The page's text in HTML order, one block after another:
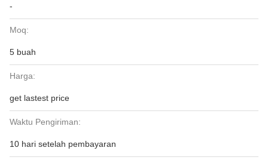
-
Moq:
5 buah
Harga:
get lastest price
Waktu Pengiriman:
10 hari setelah pembayaran